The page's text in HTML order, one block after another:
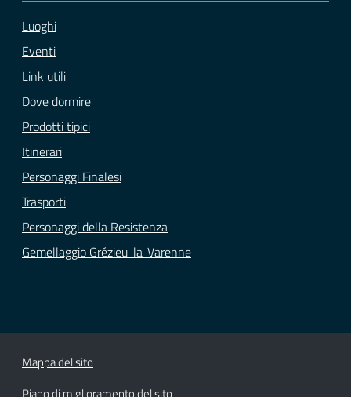
Luoghi
Eventi
Link utili
Dove dormire
Prodotti tipici
Itinerari
Personaggi Finalesi
Trasporti
Personaggi della Resistenza
Gemellaggio Grézieu-la-Varenne
Mappa del sito
Piano di miglioramento del sito